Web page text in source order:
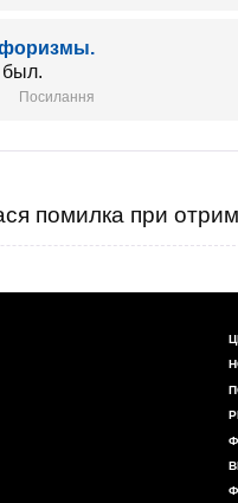
был.
Посилання
помилка при